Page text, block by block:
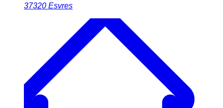
37320 Esvres